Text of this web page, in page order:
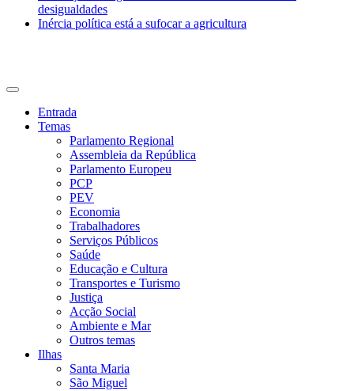
desigualdades
Inércia política está a sufocar a agricultura
Entrada
Temas
Parlamento Regional
Assembleia da República
Parlamento Europeu
PCP
PEV
Economia
Trabalhadores
Serviços Públicos
Saúde
Educação e Cultura
Transportes e Turismo
Justiça
Acção Social
Ambiente e Mar
Outros temas
Ilhas
Santa Maria
São Miguel